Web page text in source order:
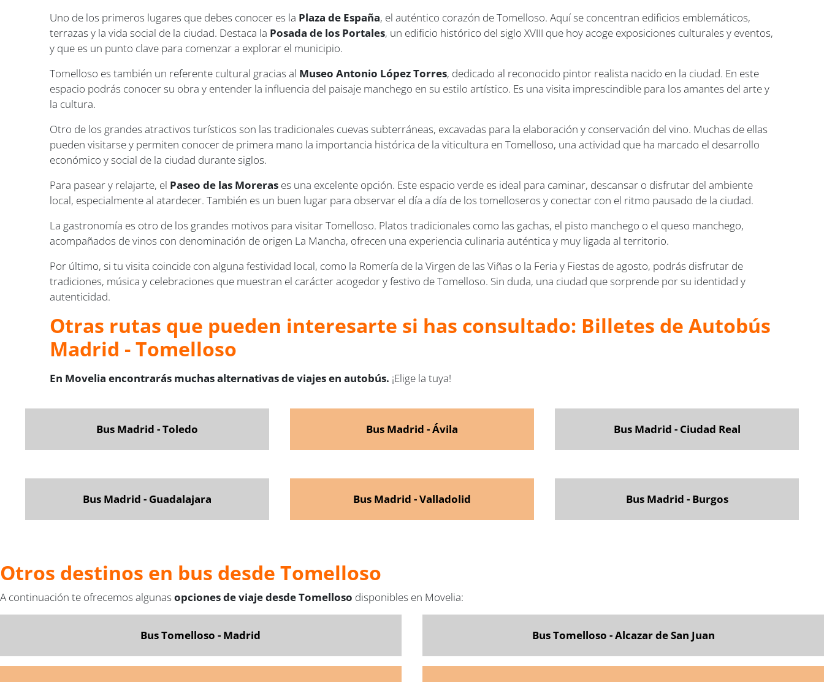
Uno de los primeros lugares que debes conocer es la Plaza de España, el auténtico corazón de Tomelloso. Aquí se concentran edificios emblemáticos,
terrazas y la vida social de la ciudad. Destaca la Posada de los Portales, un edificio histórico del siglo XVIII que hoy acoge exposiciones culturales y eventos,
y que es un punto clave para comenzar a explorar el municipio.
Tomelloso es también un referente cultural gracias al Museo Antonio López Torres, dedicado al reconocido pintor realista nacido en la ciudad. En este
espacio podrás conocer su obra y entender la influencia del paisaje manchego en su estilo artístico. Es una visita imprescindible para los amantes del arte y
la cultura.
Otro de los grandes atractivos turísticos son las tradicionales cuevas subterráneas, excavadas para la elaboración y conservación del vino. Muchas de ellas
pueden visitarse y permiten conocer de primera mano la importancia histórica de la viticultura en Tomelloso, una actividad que ha marcado el desarrollo
económico y social de la ciudad durante siglos.
Para pasear y relajarte, el Paseo de las Moreras es una excelente opción. Este espacio verde es ideal para caminar, descansar o disfrutar del ambiente
local, especialmente al atardecer. También es un buen lugar para observar el día a día de los tomelloseros y conectar con el ritmo pausado de la ciudad.
La gastronomía es otro de los grandes motivos para visitar Tomelloso. Platos tradicionales como las gachas, el pisto manchego o el queso manchego,
acompañados de vinos con denominación de origen La Mancha, ofrecen una experiencia culinaria auténtica y muy ligada al territorio.
Por último, si tu visita coincide con alguna festividad local, como la Romería de la Virgen de las Viñas o la Feria y Fiestas de agosto, podrás disfrutar de
tradiciones, música y celebraciones que muestran el carácter acogedor y festivo de Tomelloso. Sin duda, una ciudad que sorprende por su identidad y
autenticidad.
Otras rutas que pueden interesarte si has consultado: Billetes de Autobús
Madrid - Tomelloso
En Movelia encontrarás muchas alternativas de viajes en autobús. ¡Elige la tuya!
Bus Madrid - Toledo Bus Madrid - Ávila Bus Madrid - Ciudad Real
Bus Madrid - Guadalajara Bus Madrid - Valladolid Bus Madrid - Burgos
Otros destinos en bus desde Tomelloso
A continuación te ofrecemos algunas opciones de viaje desde Tomelloso disponibles en Movelia:
Bus Tomelloso - Madrid Bus Tomelloso - Alcazar de San Juan